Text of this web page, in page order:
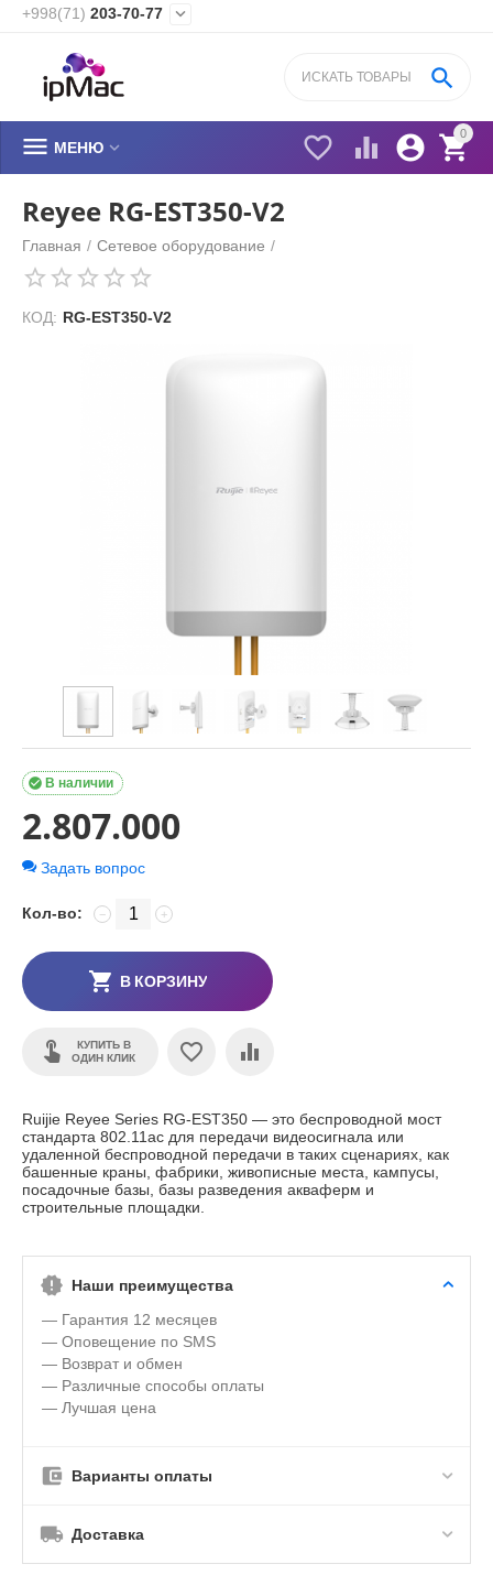
+998(71) 203-70-77 
0


 

 МЕНЮ 
Reyee RG-EST350-V2
Главная / Сетевое оборудование /
КОД: RG-EST350-V2
В наличии

2.807.000
Задать вопрос
Кол-во: +
−
В КОРЗИНУ
КУПИТЬ В
ОДИН КЛИК
Ruijie Reyee Series RG-EST350 — это беспроводной мост
стандарта 802.11ac для передачи видеосигнала или
удаленной беспроводной передачи в таких сценариях, как
башенные краны, фабрики, живописные места, кампусы,
посадочные базы, базы разведения акваферм и
строительные площадки.
Наши преимущества
— Гарантия 12 месяцев
— Оповещение по SMS
— Возврат и обмен
— Различные способы оплаты
— Лучшая цена
Варианты оплаты
Доставка